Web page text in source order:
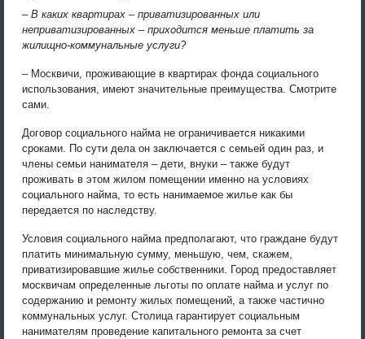
– В каких квартирах – приватизированных или
неприватизированных – приходится меньше платить за
жилищно-коммунальные услуги?
– Москвичи, проживающие в квартирах фонда социального
использования, имеют значительные преимущества. Смотрите
сами.
Договор социального найма не ограничивается никакими
сроками. По сути дела он заключается с семьей один раз, и
члены семьи нанимателя – дети, внуки – также будут
проживать в этом жилом помещении именно на условиях
социального найма, то есть нанимаемое жилье как бы
передается по наследству.
Условия социального найма предполагают, что граждане будут
платить минимальную сумму, меньшую, чем, скажем,
приватизировавшие жилье собственники. Город предоставляет
москвичам определенные льготы по оплате найма и услуг по
содержанию и ремонту жилых помещений, а также частично
коммунальных услуг. Столица гарантирует социальным
нанимателям проведение капитального ремонта за счет